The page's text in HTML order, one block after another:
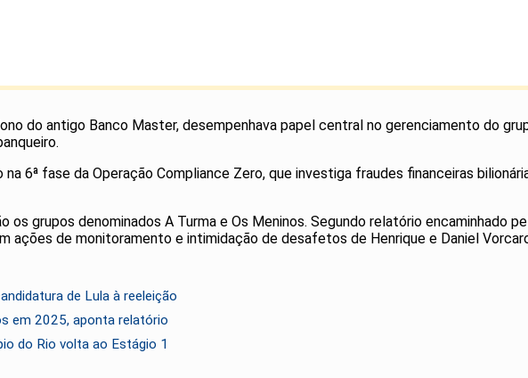
do antigo Banco Master, desempenhava papel central no gerenciamento do
6ª fase da Operação Compliance Zero, que investiga fraudes financeiras
os grupos denominados A Turma e Os Meninos. Segundo relatório encaminhado
ações de monitoramento e intimidação de desafetos de Henrique e Daniel
de Lula à reeleição
em 2025, aponta relatório
do Rio volta ao Estágio 1